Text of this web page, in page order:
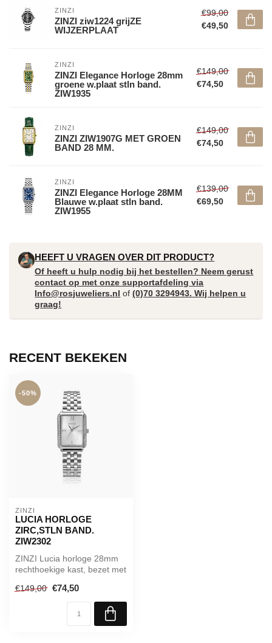
ZINZI
ZINZI ziw1224 grijZE
WIJZERPLAAT
€99,00
€49,50
ZINZI
ZINZI Elegance Horloge 28mm
groene w.plaat stln band.
ZIW1935
€149,00
€74,50
ZINZI
ZINZI ZIW1907G MET GROEN
BAND 28 MM.
€149,00
€74,50
ZINZI
ZINZI Elegance Horloge 28MM
Blauwe w.plaat stln band.
ZIW1955
€139,00
€69,50
HEEFT U VRAGEN OVER DIT PRODUCT?
Of heeft u hulp nodig bij het bestellen? Neem gerust
contact op met onze supportafdeling via
Info@rosjuweliers.nl of(0)70 3294943. Wij helpen u
graag!
RECENT BEKEKEN
-50%
ZINZI
LUCIA HORLOGE
ZIRC,STLN BAND.
ZIW2302
ZINZI Lucia horloge 28mm
rechthoekige kast, bezet met
€149,00 €74,50